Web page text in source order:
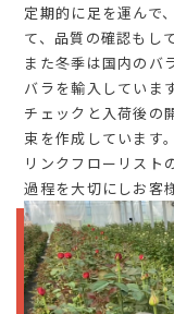
定期的に足を運んで
て、品質の確認もし
また冬季は国内のバ
バラを輸入していま
チェックと入荷後の
束を作成しています。
リンクフローリスト
過程を大切にしお客